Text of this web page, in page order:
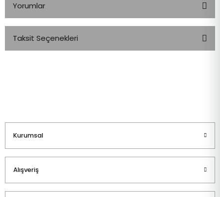
Yorumlar
Taksit Seçenekleri
Kurumsal
Alışveriş